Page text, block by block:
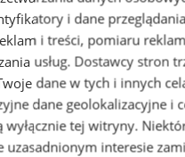
w Orzeszu
i dane
i treści, pomiaru
usług. Dostawcy stron
dane w tych i innych
dane geolokalizacyjne i
tej witryny.
uzasadnionym interesie